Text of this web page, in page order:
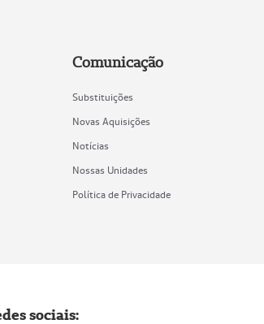
Comunicação
Substituições
Novas Aquisições
Notícias
Nossas Unidades
Política de Privacidade
sociais: